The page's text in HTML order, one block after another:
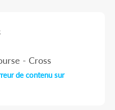
- Cross
de contenu sur